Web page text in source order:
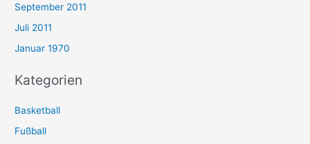
September 2011
Juli 2011
Januar 1970
Kategorien
Basketball
Fußball